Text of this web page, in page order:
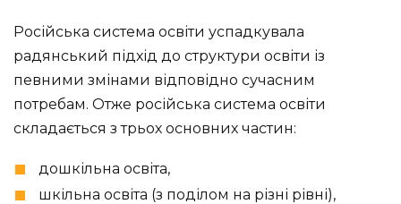
Російська система освіти успадкувала
радянський підхід до структури освіти із
певними змінами відповідно сучасним
потребам. Отже російська система освіти
складається з трьох основних частин:
дошкільна освіта,
шкільна освіта (з поділом на різні рівні),